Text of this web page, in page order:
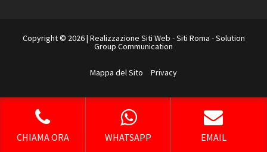
Copyright © 2026 | Realizzazione Siti Web -Siti Roma -Solution
Group Communication
Mappa del Sito Privacy
CHIAMA ORA WHATSAPP EMAIL